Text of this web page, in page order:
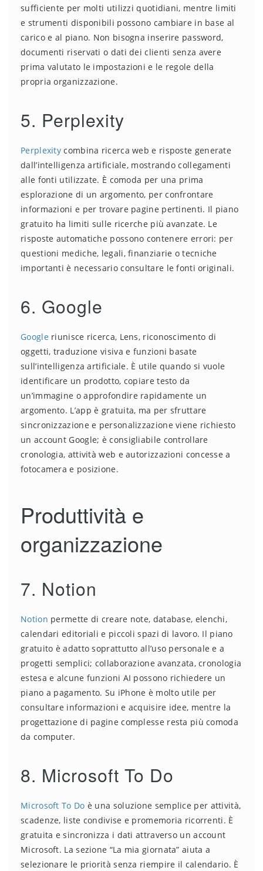
sufficiente per molti utilizzi quotidiani, mentre limiti
e strumenti disponibili possono cambiare in base al
carico e al piano. Non bisogna inserire password,
documenti riservati o dati dei clienti senza avere
prima valutato le impostazioni e le regole della
propria organizzazione.
5. Perplexity
Perplexity combina ricerca web e risposte generate
dall’intelligenza artificiale, mostrando collegamenti
alle fonti utilizzate. È comoda per una prima
esplorazione di un argomento, per confrontare
informazioni e per trovare pagine pertinenti. Il piano
gratuito ha limiti sulle ricerche più avanzate. Le
risposte automatiche possono contenere errori: per
questioni mediche, legali, finanziarie o tecniche
importanti è necessario consultare le fonti originali.
6. Google
Google riunisce ricerca, Lens, riconoscimento di
oggetti, traduzione visiva e funzioni basate
sull’intelligenza artificiale. È utile quando si vuole
identificare un prodotto, copiare testo da
un’immagine o approfondire rapidamente un
argomento. L’app è gratuita, ma per sfruttare
sincronizzazione e personalizzazione viene richiesto
un account Google; è consigliabile controllare
cronologia, attività web e autorizzazioni concesse a
fotocamera e posizione.
Produttività e
organizzazione
7. Notion
Notion permette di creare note, database, elenchi,
calendari editoriali e piccoli spazi di lavoro. Il piano
gratuito è adatto soprattutto all’uso personale e a
progetti semplici; collaborazione avanzata, cronologia
estesa e alcune funzioni AI possono richiedere un
piano a pagamento. Su iPhone è molto utile per
consultare informazioni e acquisire idee, mentre la
progettazione di pagine complesse resta più comoda
da computer.
8. Microsoft To Do
Microsoft To Do è una soluzione semplice per attività,
scadenze, liste condivise e promemoria ricorrenti. È
gratuita e sincronizza i dati attraverso un account
Microsoft. La sezione “La mia giornata” aiuta a
selezionare le priorità senza riempire il calendario. È